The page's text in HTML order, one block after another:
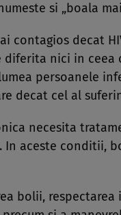
si „boala
contagios decat
nici in ceea
persoanele
decat cel al
nece­sita
aceste con­­ditii,
bolii, respectarea